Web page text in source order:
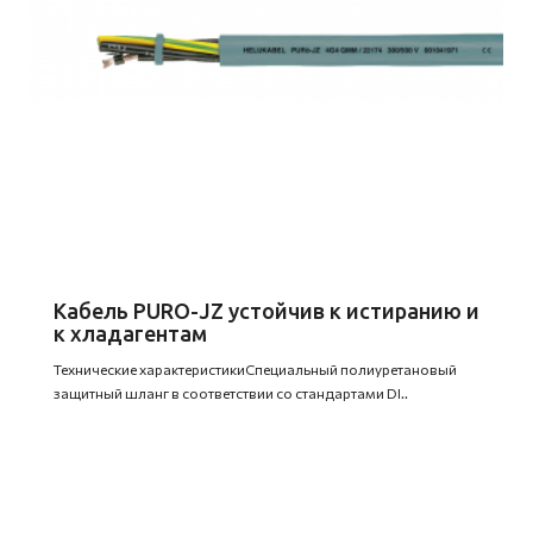
Кабель PURO-JZ устойчив к истиранию и
к хладагентам
Технические характеристикиСпециальный полиуретановый
защитный шланг в соответствии со стандартами DI..